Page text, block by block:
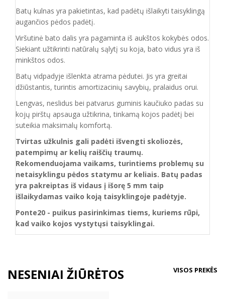
Batų kulnas yra pakietintas, kad padėtų išlaikyti taisyklingą
augančios pėdos padėtį.
Viršutinė bato dalis yra pagaminta iš aukštos kokybės odos.
Siekiant užtikrinti natūralų sąlytį su koja, bato vidus yra iš
minkštos odos.
Batų vidpadyje išlenkta atrama pėdutei. Jis yra greitai
džiūstantis, turintis amortizacinių savybių, pralaidus orui.
Lengvas, neslidus bei patvarus guminis kaučiuko padas su
kojų pirštų apsauga užtikrina, tinkamą kojos padėtį bei
suteikia maksimalų komfortą.
Tvirtas užkulnis gali padėti išvengti skoliozės,
patempimų ar kelių raiščių traumų.
Rekomenduojama vaikams, turintiems problemų su
netaisyklingu pėdos statymu ar keliais. Batų padas
yra pakreiptas iš vidaus į išorę 5 mm taip
išlaikydamas vaiko koją taisyklingoje padėtyje.
Ponte20 - puikus pasirinkimas tiems, kuriems rūpi,
kad vaiko kojos vystytųsi taisyklingai.
NESENIAI ŽIŪRĖTOS VISOS PREKĖS